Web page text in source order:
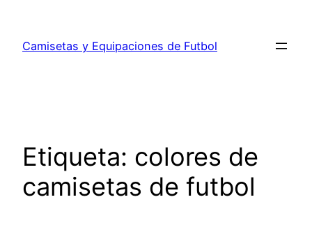
contenido
Camisetas y Equipaciones de Futbol
Etiqueta: colores de
camisetas de futbol